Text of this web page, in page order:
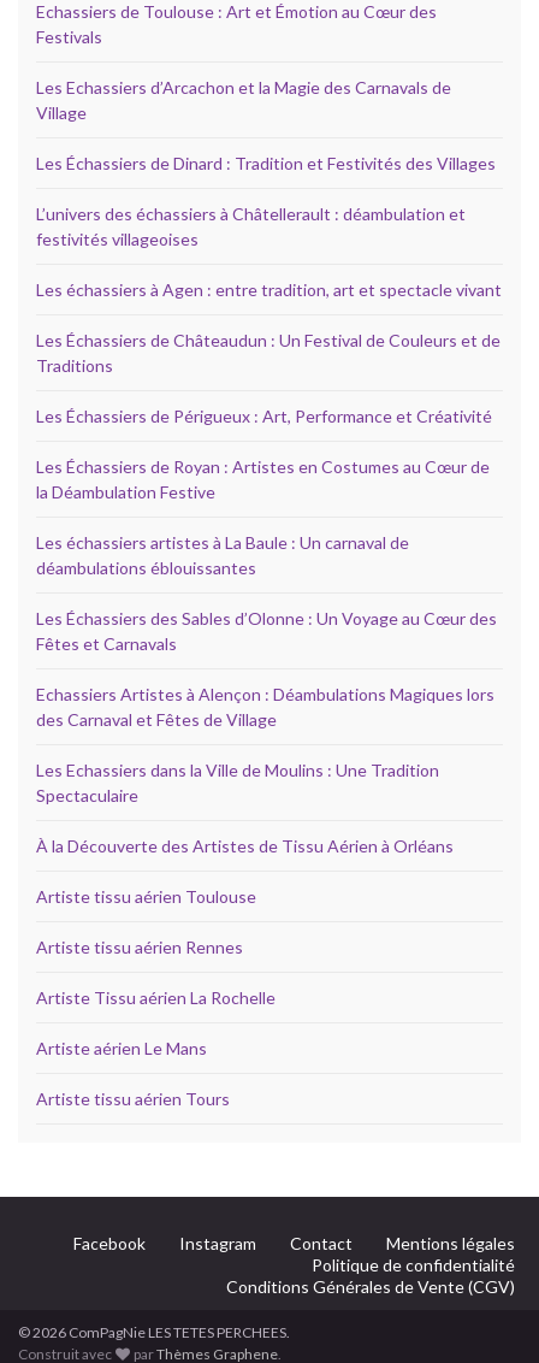
Echassiers de Toulouse : Art et Émotion au Cœur des
Festivals
Les Echassiers d’Arcachon et la Magie des Carnavals de
Village
Les Échassiers de Dinard : Tradition et Festivités des Villages
L’univers des échassiers à Châtellerault : déambulation et
festivités villageoises
Les échassiers à Agen : entre tradition, art et spectacle vivant
Les Échassiers de Châteaudun : Un Festival de Couleurs et de
Traditions
Les Échassiers de Périgueux : Art, Performance et Créativité
Les Échassiers de Royan : Artistes en Costumes au Cœur de
la Déambulation Festive
Les échassiers artistes à La Baule : Un carnaval de
déambulations éblouissantes
Les Échassiers des Sables d’Olonne : Un Voyage au Cœur des
Fêtes et Carnavals
Echassiers Artistes à Alençon : Déambulations Magiques lors
des Carnaval et Fêtes de Village
Les Echassiers dans la Ville de Moulins : Une Tradition
Spectaculaire
À la Découverte des Artistes de Tissu Aérien à Orléans
Artiste tissu aérien Toulouse
Artiste tissu aérien Rennes
Artiste Tissu aérien La Rochelle
Artiste aérien Le Mans
Artiste tissu aérien Tours
Facebook Instagram Contact
Mentions légales
Politique de confidentialité
Conditions Générales de Vente (CGV)
© 2026 ComPagNie LES TETES PERCHEES.
Construit avec
parThèmes Graphene.